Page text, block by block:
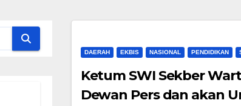
DAERAH EKBIS NASIONAL PENDIDIKAN
Ketum SWI Sekber
Dewan Pers dan akan